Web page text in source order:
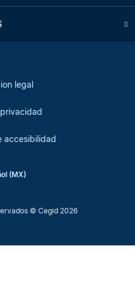
© Cegid 2026
legal
accesibilidad
(MX)